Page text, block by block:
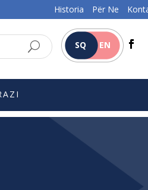
Historia Për Ne
SQ EN